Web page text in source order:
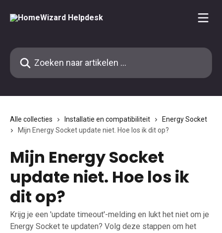
Zoeken naar artikelen ...
Alle collecties Installatie en compatibiliteit
Energy Socket
Mijn Energy Socket update niet. Hoe los ik dit op?
Mijn Energy Socket
update niet. Hoe los ik
dit op?
Krijg je een 'update timeout'-melding en lukt het niet om je
Energy Socket te updaten? Volg deze stappen om het